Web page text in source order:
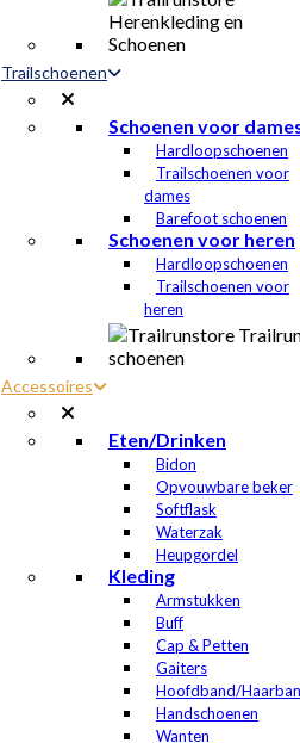
Trailschoenen
Schoenen voor
Hardloopschoenen
Trailschoenen voor
dames
Barefoot schoenen
Schoenen voor heren
Hardloopschoenen
Trailschoenen voor
heren
Accessoires
Eten/Drinken
Bidon
Opvouwbare beker
Softflask
Waterzak
Heupgordel
Kleding
Armstukken
Buff
Cap & Petten
Gaiters
Hoofdband/
Handschoenen
Wanten